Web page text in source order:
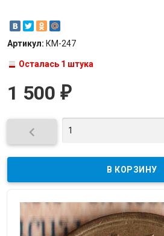
Артикул: КМ-247
Осталась 1 штука
1 500 ₽
